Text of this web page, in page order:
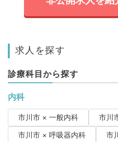
求人を探す
診療科目から探す
内科
市川市 × 一般内科
市川
市川市 × 呼吸器内科
市